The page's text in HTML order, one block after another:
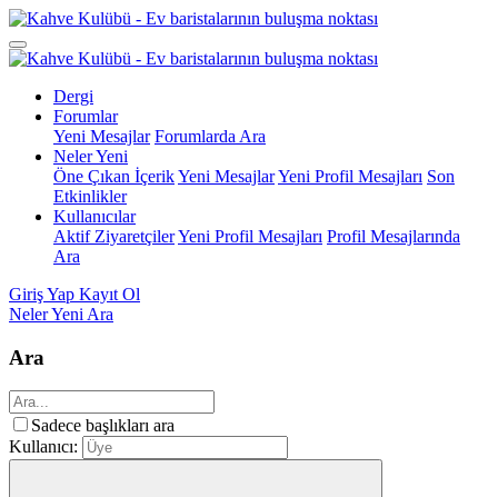
Dergi
Forumlar
Yeni Mesajlar Forumlarda Ara
Neler Yeni
Öne Çıkan İçerikYeni MesajlarYeni Profil Mesajları Son
Etkinlikler
Kullanıcılar
Aktif ZiyaretçilerYeni Profil Mesajları Profil Mesajlarında
Ara
Giriş Yap Kayıt Ol
Neler Yeni Ara
Ara
Sadece başlıkları ara
Kullanıcı: